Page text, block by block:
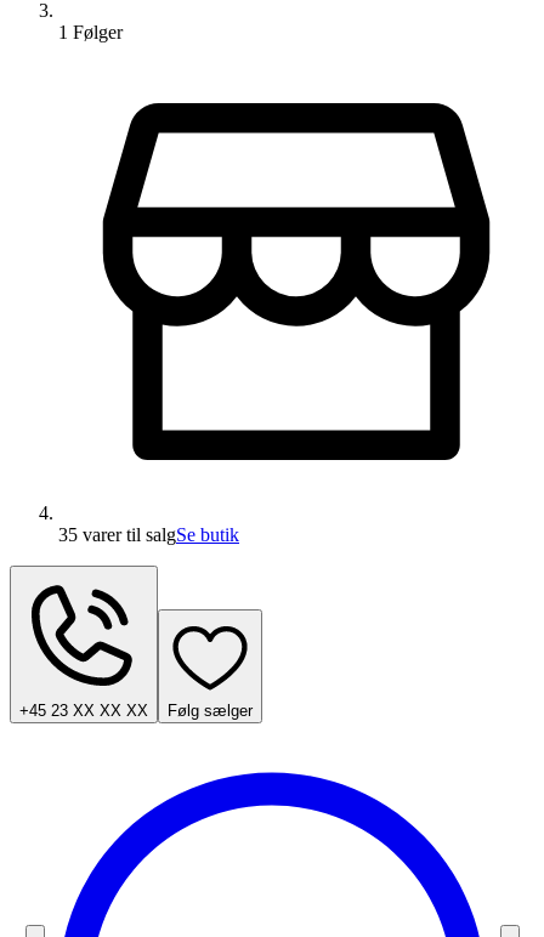
1 Følger
35 varertil salgSe butik
+45 23 XX XX XX Følg sælger